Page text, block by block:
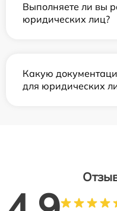
Выполняете ли вы
юридических лиц?
Какую
для юридических